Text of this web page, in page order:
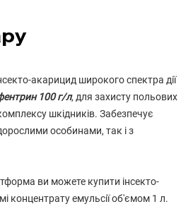
акарицид широкого спектра дії
100 г/л, для захисту польових
шкідників. Забезпечує
особинами, так і з
ви можете купити інсекто-
концентрату емульсії об'ємом 1 л.